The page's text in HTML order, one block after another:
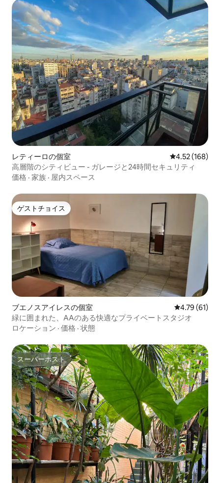
レティーロの個室 レビュー168
4.52 (168)
高層階のシティビュー - ガレージと24時間セキュリティ
価格 · 家族 · 屋内スペース
ゲストチョイス
ゲストチョイス
ブエノスアイレスの個室 レビュー61
4.79 (61)
緑に囲まれた、AAのある快適なプライベートスタジオ
ロケーション · 価格 · 状態
スーパーホスト
スーパーホスト